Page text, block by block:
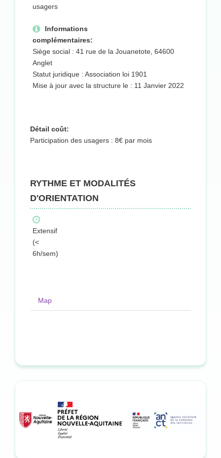
usagers
Informations
complémentaires:
Siège social : 41 rue de la Jouanetote, 64600
Anglet
Statut juridique : Association loi 1901
Mise à jour avec la structure le : 11 Janvier 2022
Détail coût:
Participation des usagers : 8€ par mois
RYTHME ET MODALITÉS
D'ORIENTATION
Extensif
(<
6h/sem)
Map